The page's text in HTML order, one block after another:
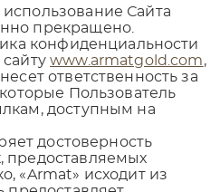
Сайта
прекращено.
конфиденциальности
сайтуwww.armatgold.com,
ответственность за
Пользователь
доступным на
достоверность
предоставляемых
«Armat» исходит из